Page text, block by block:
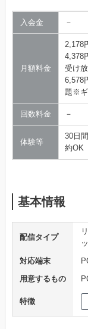
入会金 －
月額料金
2,178
4,378
受け
6,578
題※ギ
回数料金 －
体験等
30日
約OK
基本情報
配信タイプ
対応端末
用意するもの
特徴